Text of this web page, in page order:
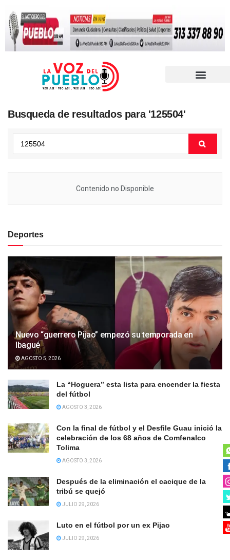
Busqueda de resultados para '125504'
Contenido no Disponible
Deportes
Nuevo “guerrero Pijao” empezó su temporada en
Ibagué
AGOSTO 5, 2026
La “Hoguera” esta lista para encender la fiesta
del fútbol
AGOSTO 3, 2026
Con la final de fútbol y el Desfile Guau inició la
celebración de los 68 años de Comfenalco
Tolima
AGOSTO 3, 2026
Después de la eliminación el cacique de la
tribú se quejó
JULIO 29, 2026
Luto en el fútbol por un ex Pijao
JULIO 29, 2026